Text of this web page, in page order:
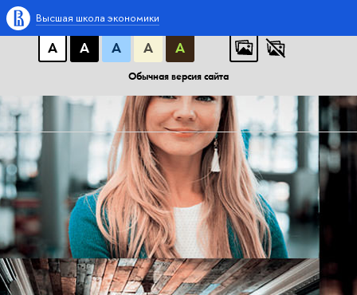
A A A АБB
А
А А А А
Обычная версия сайта
Высшая школа экономики